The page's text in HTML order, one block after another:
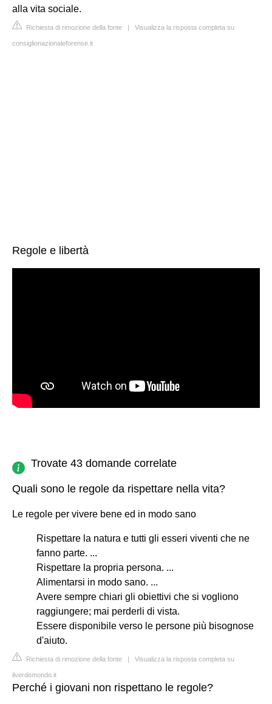
alla vita sociale.
Richiesta di rimozione della fonte | Visualizza la risposta completa su
consiglionazionaleforense.it
Regole e libertà
Trovate 43 domande correlate
Quali sono le regole da rispettare nella vita?
Le regole per vivere bene ed in modo sano
Rispettare la natura e tutti gli esseri viventi che ne
fanno parte. ...
Rispettare la propria persona. ...
Alimentarsi in modo sano. ...
Avere sempre chiari gli obiettivi che si vogliono
raggiungere; mai perderli di vista.
Essere disponibile verso le persone più bisognose
d'aiuto.
Richiesta di rimozione della fonte | Visualizza la risposta completa su
ilverdemondo.it
Perché i giovani non rispettano le regole?